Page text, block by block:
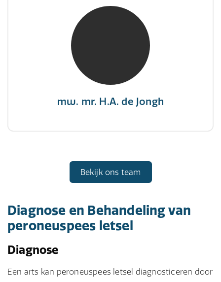
mw. mr. H.A. de Jongh
mw. mr. H.A. de Jongh
NIVRE Register-Expert
"There is no elevator to succes, you need to
Bekijk ons team
Diagnose en Behandeling van
peroneuspees letsel
Diagnose
Een arts kan peroneuspees letsel diagnosticeren door